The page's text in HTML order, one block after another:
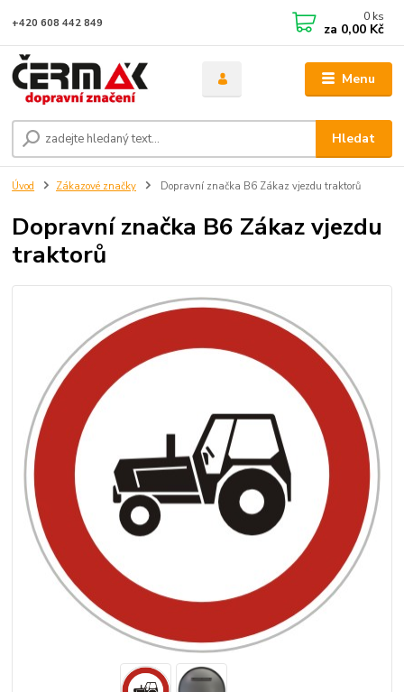
Menu
Hledat
+420 608 442 849 0 ks
za 0,00 Kč
Úvod Zákazové značky Dopravní značka B6 Zákaz vjezdu traktorů
Dopravní značka B6 Zákaz vjezdu
traktorů